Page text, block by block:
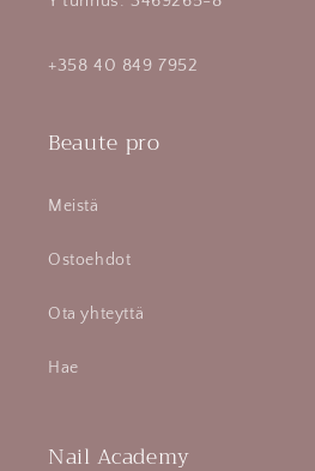
+358 40 849 7952
Beaute pro
Meistä
Ostoehdot
Ota yhteyttä
Hae
Nail Academy